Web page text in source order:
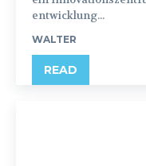
entwicklung...
WALTER
READ